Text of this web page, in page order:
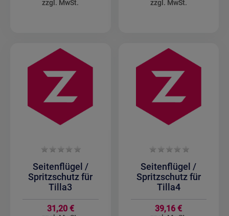
Seitenflügel /
Spritzschutz für
Tilla3
31,20 €
Seitenflügel /
Spritzschutz für
Tilla4
39,16 €